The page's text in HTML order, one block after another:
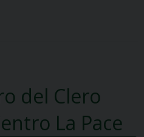
del Clero
La Pace